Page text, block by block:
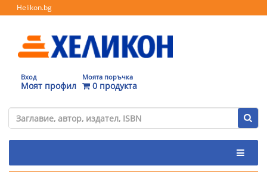
Helikon.bg
Вход
Моят профил
Моята поръчка
0 продукта